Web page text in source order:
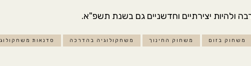
ולהיות יצירתיים וחדשניים גם בשנת תשפ"א.
משחוק בזום משחוק החינוך משחקולוגיה בהדרכה סדנאות